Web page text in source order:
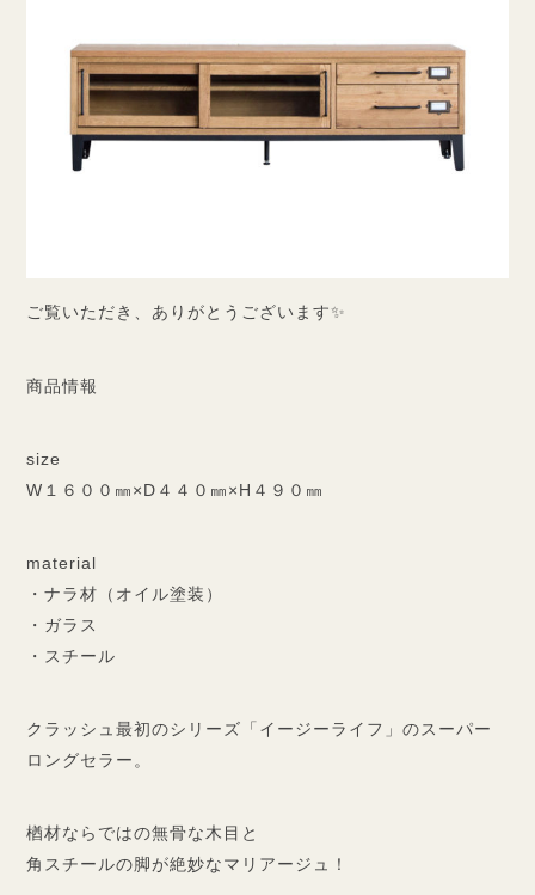
ご覧いただき、ありがとうございます✨
商品情報
size
W１６００㎜×D４４０㎜×H４９０㎜
material
・ナラ材（オイル塗装）
・ガラス
・スチール
クラッシュ最初のシリーズ「イージーライフ」のスーパー
ロングセラー。
楢材ならではの無骨な木目と
角スチールの脚が絶妙なマリアージュ！